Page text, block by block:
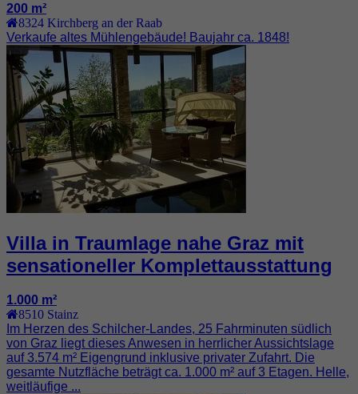
200 m²
8324 Kirchberg an der Raab
Verkaufe altes Mühlengebäude! Baujahr ca. 1848!
Villa in Traumlage nahe Graz mit
sensationeller Komplettausstattung
1.000 m²
8510 Stainz
Im Herzen des Schilcher-Landes, 25 Fahrminuten südlich
von Graz liegt dieses Anwesen in herrlicher Aussichtslage
auf 3.574 m² Eigengrund inklusive privater Zufahrt. Die
gesamte Nutzfläche beträgt ca. 1.000 m² auf 3 Etagen. Helle,
weitläufige ...